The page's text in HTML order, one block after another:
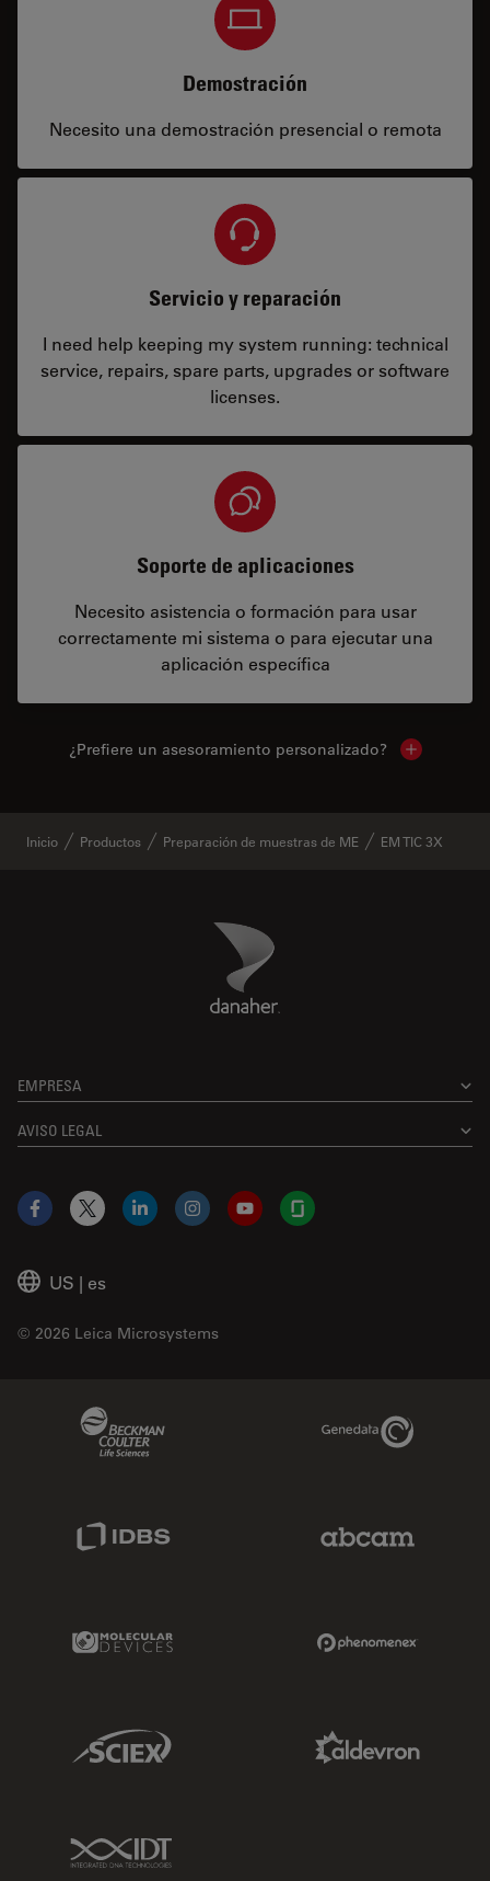
Demostración
Necesito una demostración presencial o remota
Servicio y reparación
I need help keeping my system running: technical
service, repairs, spare parts, upgrades or software
licenses.
Soporte de aplicaciones
Necesito asistencia o formación para usar
correctamente mi sistema o para ejecutar una
aplicación específica
¿Prefiere un asesoramiento personalizado? Show local
Inicio Productos Preparación de muestras de ME EM TIC 3X
Danaher Logo
EMPRESA
AVISO LEGAL
US | es
© 2026 Leica Microsystems
Facebook
X LinkedInInstagramYouTubeGlassdoor
Genedata Link
Molecular Devices Link
Sciex Link
IDT Link